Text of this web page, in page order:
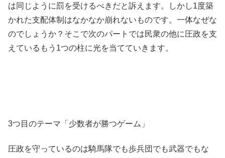
は同じように罰を受けるべきだと訴えます。しかし1度築
かれた支配体制はなかなか崩れないものです。一体なぜな
のでしょうか？そこで次のパートでは民衆の他に圧政を支
えているもう1つの柱に光を当てていきます。
3つ目のテーマ「少数者が勝つゲーム」
圧政を守っているのは騎馬隊でも歩兵団でも武器でもな